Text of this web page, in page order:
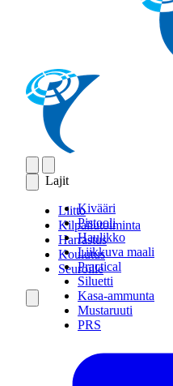
Lajit
Kivääri
Pistooli
Haulikko
Liikkuva maali
Practical
Siluetti
Kasa-ammunta
Mustaruuti
PRS
Liitto
Kilpailutoiminta
Harrastus
Koulutus
Seuroille